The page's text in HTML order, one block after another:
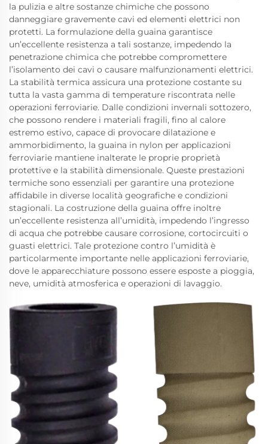
la pulizia e altre sostanze chimiche che possono
danneggiare gravemente cavi ed elementi elettrici non
protetti. La formulazione della guaina garantisce
un’eccellente resistenza a tali sostanze, impedendo la
penetrazione chimica che potrebbe compromettere
l’isolamento dei cavi o causare malfunzionamenti elettrici.
La stabilità termica assicura una protezione costante su
tutta la vasta gamma di temperature riscontrata nelle
operazioni ferroviarie. Dalle condizioni invernali sottozero,
che possono rendere i materiali fragili, fino al calore
estremo estivo, capace di provocare dilatazione e
ammorbidimento, la guaina in nylon per applicazioni
ferroviarie mantiene inalterate le proprie proprietà
protettive e la stabilità dimensionale. Queste prestazioni
termiche sono essenziali per garantire una protezione
affidabile in diverse località geografiche e condizioni
stagionali. La costruzione della guaina offre inoltre
un’eccellente resistenza all’umidità, impedendo l’ingresso
di acqua che potrebbe causare corrosione, cortocircuiti o
guasti elettrici. Tale protezione contro l’umidità è
particolarmente importante nelle applicazioni ferroviarie,
dove le apparecchiature possono essere esposte a pioggia,
neve, umidità atmosferica e operazioni di lavaggio.